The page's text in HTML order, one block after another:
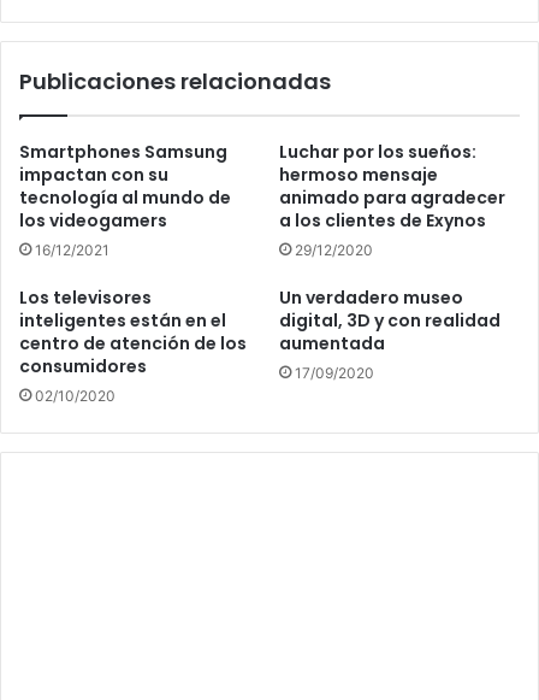
Publicaciones relacionadas
Smartphones Samsung
impactan con su
tecnología al mundo de
los videogamers
16/12/2021
Luchar por los sueños:
hermoso mensaje
animado para agradecer
a los clientes de Exynos
29/12/2020
Los televisores
inteligentes están en el
centro de atención de los
consumidores
02/10/2020
Un verdadero museo
digital, 3D y con realidad
aumentada
17/09/2020